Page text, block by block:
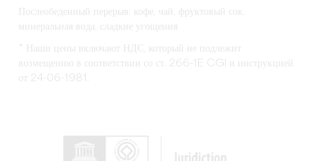
Послеобеденный перерыв: кофе, чай, фруктовый сок,
минеральная вода, сладкие угощения
* Наши цены включают НДС, который не подлежит
возмещению в соответствии со ст. 266-1E CGI и инструкцией
от 24-06-1981.